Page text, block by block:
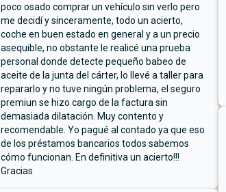
poco osado comprar un vehículo sin verlo pero
me decidí y sinceramente, todo un acierto,
coche en buen estado en general y a un precio
asequible, no obstante le realicé una prueba
personal donde detecte pequeño babeo de
aceite de la junta del cárter, lo llevé a taller para
repararlo y no tuve ningún problema, el seguro
premiun se hizo cargo de la factura sin
demasiada dilatación. Muy contento y
recomendable. Yo pagué al contado ya que eso
de los préstamos bancarios todos sabemos
cómo funcionan. En definitiva un acierto!!!
Gracias